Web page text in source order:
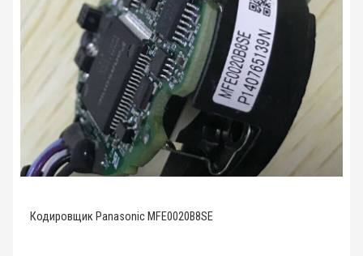
Кодировщик Panasonic MFE0020B8SE